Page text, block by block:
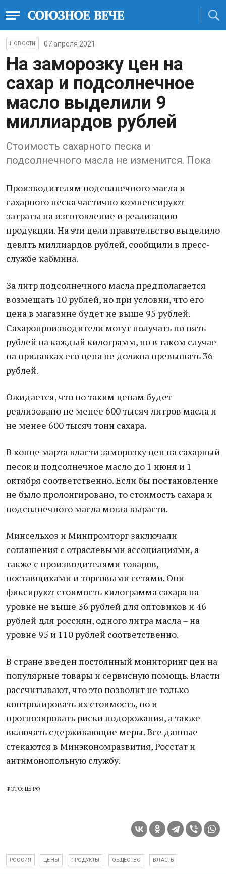
НОВОСТИ 07 апреля 2021
На заморозку цен на
сахар и подсолнечное
масло выделили 9
миллиардов рублей
Стоимость сахарного песка и
подсолнечного масла не изменится. Пока
Производителям подсолнечного масла и
сахарного песка частично компенсируют
затраты на изготовление и реализацию
продукции. На эти цели правительство выделило
девять миллиардов рублей, сообщили в пресс-
службе кабмина.
За литр подсолнечного масла предполагается
возмещать 10 рублей, но при условии, что его
цена в магазине будет не выше 95 рублей.
Сахаропроизводители могут получать по пять
рублей на каждый килограмм, но в таком случае
на прилавках его цена не должна превышать 36
рублей.
Ожидается, что по таким ценам будет
реализовано не менее 600 тысяч литров масла и
не менее 600 тысяч тонн сахара.
В конце марта власти заморозку цен на сахарный
песок и подсолнечное масло до 1 июня и 1
октября соответственно. Если бы постановление
не было пролонгировано, то стоимость сахара и
подсолнечного масла могла вырасти.
Минсельхоз и Минпромторг заключали
соглашения с отраслевыми ассоциациями, а
также с производителями товаров,
поставщиками и торговыми сетями. Они
фиксируют стоимость килограмма сахара на
уровне не выше 36 рублей для оптовиков и 46
рублей для россиян, одного литра масла – на
уровне 95 и 110 рублей соответственно.
В стране введен постоянный мониторинг цен на
популярные товары и сервисную помощь. Власти
рассчитывают, что это позволит не только
контролировать их стоимость, но и
прогнозировать риски подорожания, а также
включать сдерживающие меры. Все данные
стекаются в Минэкономразвития, Росстат и
антимонопольную службу.
ФОТО: ЦБ РФ
РОССИЯ ЦЕНЫ ПРОДУКТЫ ОБЩЕСТВО ВЛАСТЬ